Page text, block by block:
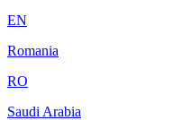
EN
Romania
RO
Saudi Arabia